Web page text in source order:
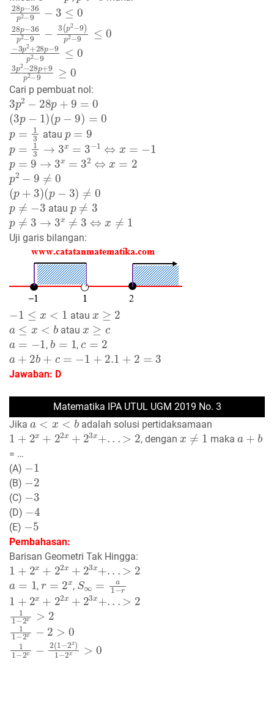
28p−36 2 − 9− 3
28p−36 2−9−3 p2−
−3p2+28p − 9 p
3p2−28p + p
Cari p pembuat nol:
3p2 − 28p+9=0
(3 1)(p 9 )=0
p=1 3
atau
=9
p
3→3x=3 1⇔ x
p
→ x=3 ⇔x=
p2 9≠
0
(p )(p 3 ≠0
p≠ − 3
atau
p≠ 3
p ≠3 → 3 x≠3⇔ x≠ 1
Uji garis bilangan:
1 <
atau
≥2
≤x<b
atau
x≥c
a =− 1
,
b=1
,
c=2
a
b+c = +2.1 2= 3
Jawaban: D
Matematika IPA UTUL UGM 2019 No. 3
Jika
a<x<b
adalah solusi pertidaksamaan
1+2 x+ 2 2x+2 3 x+...>2
, dengan
x≠1
maka
= …
(A)
1
(B)
2
(C)
3
(D)
4
(E)
5
Pembahasan:
Barisan Geometri Tak Hingga:
1+2x+ 22x+23x+... > 2
a 1
,
= 2x
,
S∞ a 1 −r
1
x+2 x+23x+..
2
1 1 2 >2
11− x −2
1 1− 2(1−2 −